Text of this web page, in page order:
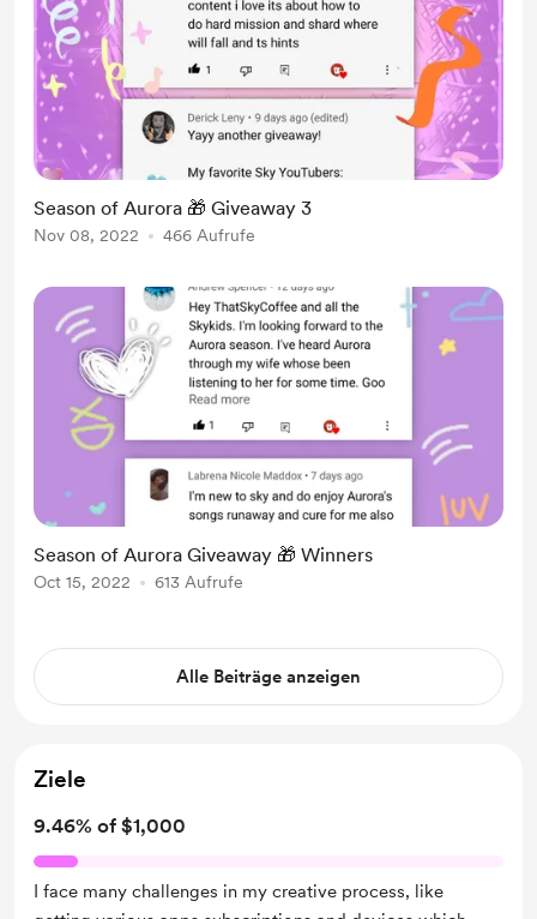
Season of Aurora 🎁 Giveaway 3
Nov 08, 2022 466 Aufrufe
Season of Aurora Giveaway 🎁 Winners
Oct 15, 2022 613 Aufrufe
Alle Beiträge anzeigen
Ziele
9.46% of $1,000
I face many challenges in my creative process, like